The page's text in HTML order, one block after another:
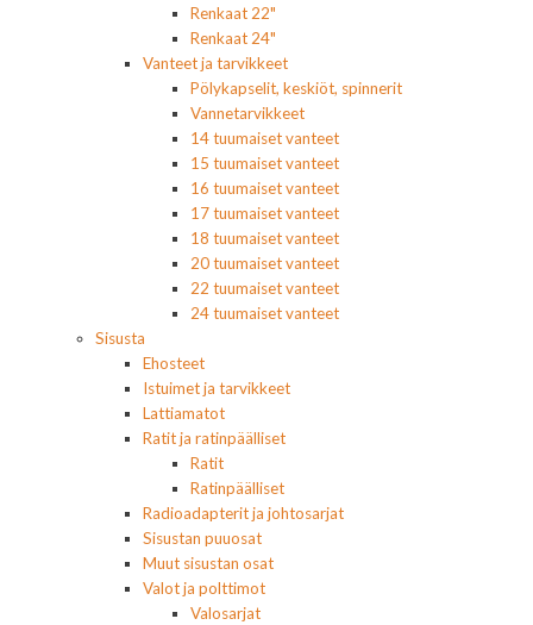
Renkaat 22"
Renkaat 24"
Vanteet ja tarvikkeet
Pölykapselit, keskiöt, spinnerit
Vannetarvikkeet
14 tuumaiset vanteet
15 tuumaiset vanteet
16 tuumaiset vanteet
17 tuumaiset vanteet
18 tuumaiset vanteet
20 tuumaiset vanteet
22 tuumaiset vanteet
24 tuumaiset vanteet
Sisusta
Ehosteet
Istuimet ja tarvikkeet
Lattiamatot
Ratit ja ratinpäälliset
Ratit
Ratinpäälliset
Radioadapterit ja johtosarjat
Sisustan puuosat
Muut sisustan osat
Valot ja polttimot
Valosarjat